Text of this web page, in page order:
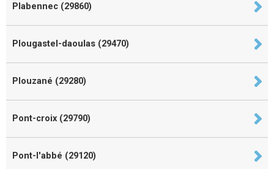
Plabennec (29860)
Plougastel-daoulas (29470)
Plouzané (29280)
Pont-croix (29790)
Pont-l'abbé (29120)